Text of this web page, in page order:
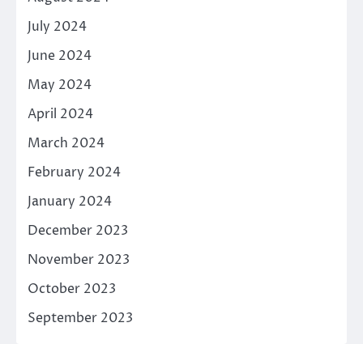
July 2024
June 2024
May 2024
April 2024
March 2024
February 2024
January 2024
December 2023
November 2023
October 2023
September 2023